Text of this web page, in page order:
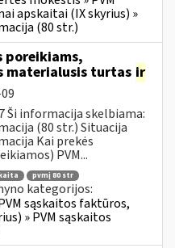
apskaitai (IX skyrius) »
(80 str.)
poreikiams,
materialusis turtas ir
Ši informacija skelbiama:
(80 str.) Situacija
Kai prekės
PVM...
pvmį 80 str
kategorijos:
sąskaitos faktūros,
» PVM sąskaitos